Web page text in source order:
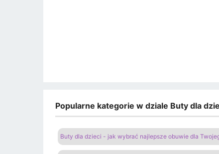
Popularne kategorie w dziale Buty dla
Buty dla dzieci - jak wybrać najlepsze obuwie dla